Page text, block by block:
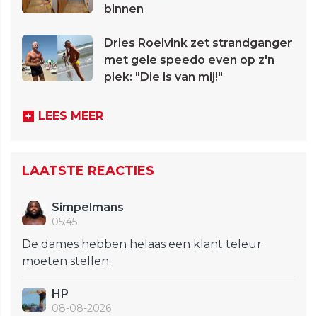
binnen
Dries Roelvink zet strandganger
met gele speedo even op z'n
plek: "Die is van mij!"
LEES MEER
LAATSTE REACTIES
Simpelmans
05:45
De dames hebben helaas een klant teleur
moeten stellen.
HP
08-08-2026